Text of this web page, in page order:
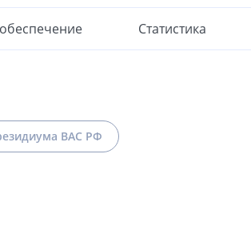
Статистика
ВАС РФ